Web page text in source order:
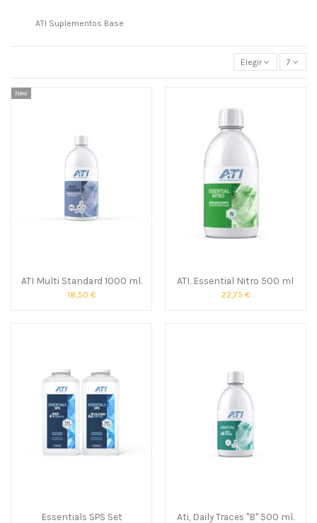
ATI Suplementos Base
Elegir 7
New
ATI Multi Standard 1000 ml.
18,50 €
ATI, Essential Nitro 500 ml
22,75 €
Essentials SPS Set Ati, Daily Traces "B" 500 ml.